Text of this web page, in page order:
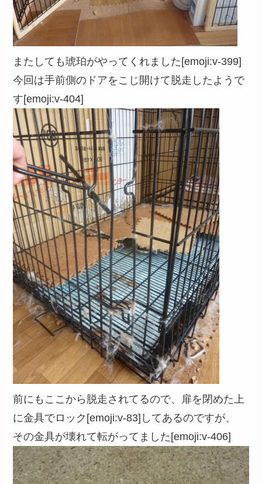
またしても琥珀がやってくれました[emoji:v-399]
今回は手前側のドアをこじ開けて脱走したようで
す[emoji:v-404]
前にもここから脱走されてるので、扉を閉めた上
に金具でロック[emoji:v-83]してあるのですが、
その金具が壊れて転がってました[emoji:v-406]